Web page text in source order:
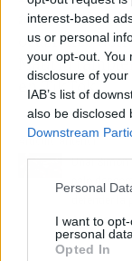
interest-based
us or personal
your opt-out. You
disclosure of
IAB’s list of
also be disclosed
Downstream
Personal
I want to
personal data.
Opted In
actitud fue
ocasiones
Madrid
en TikTok.
Artículo anterior
Unai Simón
palo
Athletic